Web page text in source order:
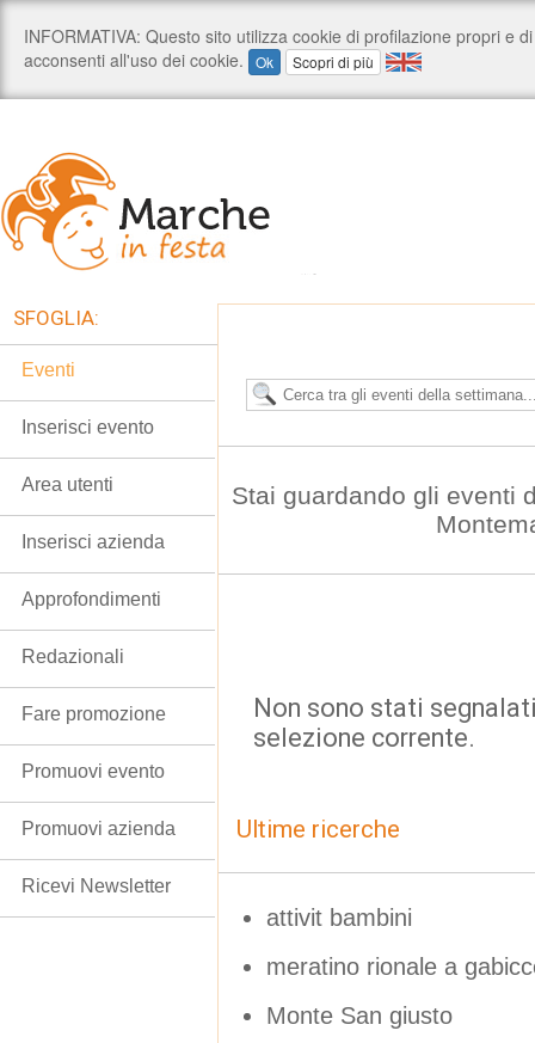
Stai guardando gli eventi
Non sono stati
selezione corrente.
Ultime ricerche
attivit bambini
meratino rionale a
Monte San giusto
SFOGLIA:
Eventi
Inserisci evento
Area utenti
Inserisci azienda
Approfondimenti
Redazionali
Fare promozione
Promuovi evento
Promuovi azienda
Ricevi Newsletter